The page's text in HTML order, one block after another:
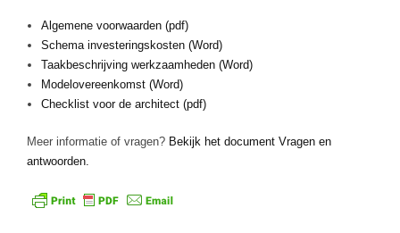
Algemene voorwaarden (pdf)
Schema investeringskosten (Word)
Taakbeschrijving werkzaamheden (Word)
Modelovereenkomst (Word)
Checklist voor de architect (pdf)
Meer informatie of vragen? Bekijk het document Vragen en
antwoorden.